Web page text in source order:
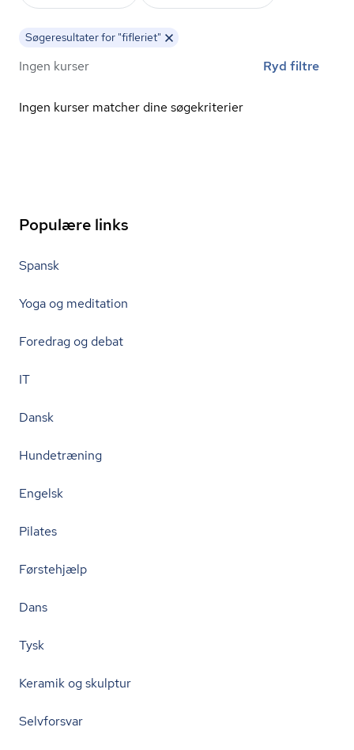
Søgeresultater for "fifleriet"
Ingen kurser Ryd filtre
Ingen kurser matcher dine søgekriterier
Populære links
Spansk
Yoga og meditation
Foredrag og debat
IT
Dansk
Hundetræning
Engelsk
Pilates
Førstehjælp
Dans
Tysk
Keramik og skulptur
Selvforsvar